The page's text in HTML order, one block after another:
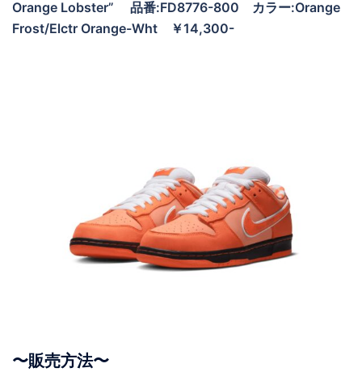
Orange Lobster” 品番:FD8776-800 カラー:Orange
Frost/Elctr Orange-Wht ￥14,300-
〜販売方法〜